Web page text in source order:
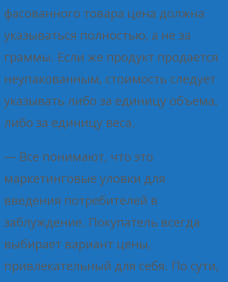
фасованного товара цена должна
указываться полностью, а не за
граммы. Если же продукт продается
неупакованным, стоимость следует
указывать либо за единицу объема,
либо за единицу веса.
— Все понимают, что это
маркетинговые уловки для
введения потребителей в
заблуждение. Покупатель всегда
выбирает вариант цены,
привлекательный для себя. По сути,